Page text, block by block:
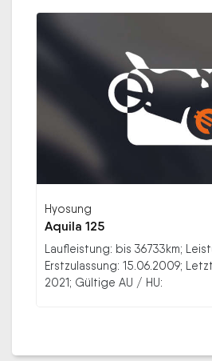
Hyosung
Aquila 125
Laufleistung: bis 36733km;
Erstzulassung: 15.06.2009;
2021; Gültige AU / HU: